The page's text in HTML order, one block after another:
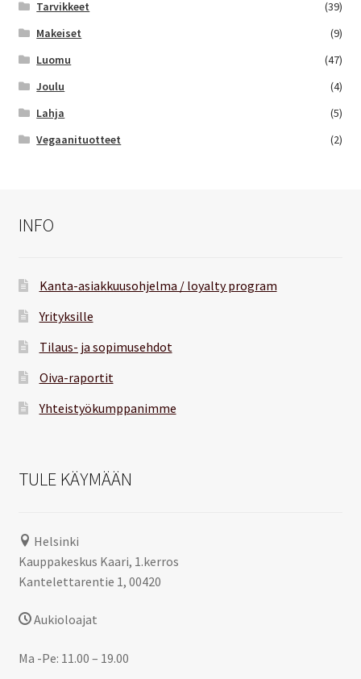
Tarvikkeet
(39)
Makeiset
(9)
Luomu
(47)
Joulu
(4)
Lahja
(5)
Vegaanituotteet
(2)
INFO
Kanta-asiakkuusohjelma / loyalty program
Yrityksille
Tilaus- ja sopimusehdot
Oiva-raportit
Yhteistyökumppanimme
TULE KÄYMÄÄN
Helsinki
Kauppakeskus Kaari, 1.kerros
Kantelettarentie 1, 00420
Aukioloajat
Ma -Pe: 11.00 – 19.00